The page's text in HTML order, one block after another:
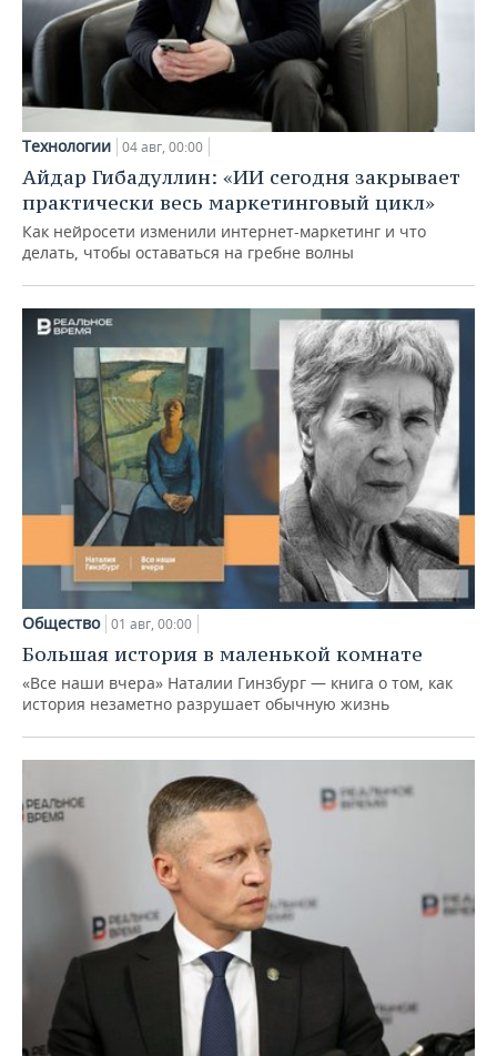
Технологии 04 авг, 00:00
Айдар Гибадуллин: «ИИ сегодня закрывает
практически весь маркетинговый цикл»
Как нейросети изменили интернет-маркетинг и что
делать, чтобы оставаться на гребне волны
Общество 01 авг, 00:00
Большая история в маленькой комнате
«Все наши вчера» Наталии Гинзбург — книга о том, как
история незаметно разрушает обычную жизнь